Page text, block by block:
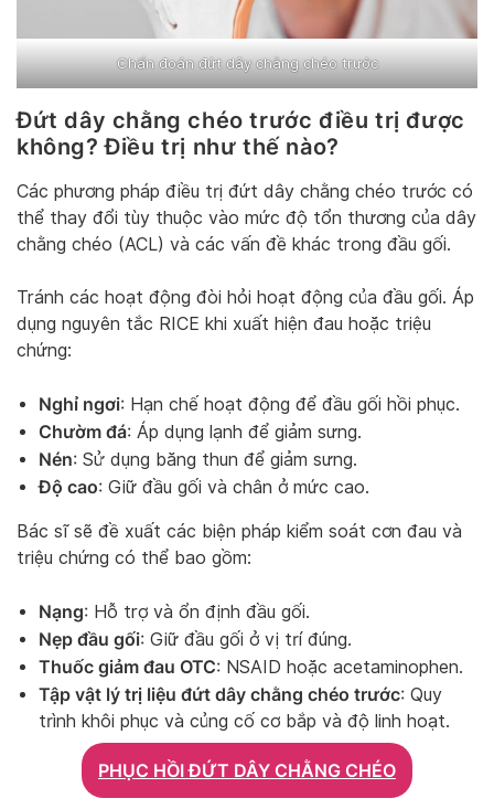
Chẩn đoán đứt dây chằng chéo trước
Đứt dây chằng chéo trước điều trị được
không? Điều trị như thế nào?
Các phương pháp điều trị đứt dây chằng chéo trước có
thể thay đổi tùy thuộc vào mức độ tổn thương của dây
chằng chéo (ACL) và các vấn đề khác trong đầu gối.
Tránh các hoạt động đòi hỏi hoạt động của đầu gối. Áp
dụng nguyên tắc RICE khi xuất hiện đau hoặc triệu
chứng:
Nghỉ ngơi: Hạn chế hoạt động để đầu gối hồi phục.
Chườm đá: Áp dụng lạnh để giảm sưng.
Nén: Sử dụng băng thun để giảm sưng.
Độ cao: Giữ đầu gối và chân ở mức cao.
Bác sĩ sẽ đề xuất các biện pháp kiểm soát cơn đau và
triệu chứng có thể bao gồm:
Nạng: Hỗ trợ và ổn định đầu gối.
Nẹp đầu gối: Giữ đầu gối ở vị trí đúng.
Thuốc giảm đau OTC: NSAID hoặc acetaminophen.
Tập vật lý trị liệu đứt dây chằng chéo trước: Quy
trình khôi phục và củng cố cơ bắp và độ linh hoạt.
PHỤC HỒI ĐỨT DÂY CHẰNG CHÉO